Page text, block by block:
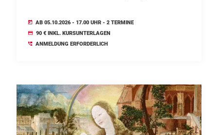
AB 05.10.2026 - 17.00 UHR - 2 TERMINE
90 € INKL. KURSUNTERLAGEN
ANMELDUNG ERFORDERLICH